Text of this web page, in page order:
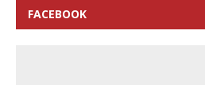
FACEBOOK